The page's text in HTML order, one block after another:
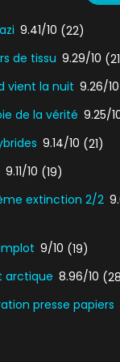
9.41/10 (22)
de tissu 9.29/10
vient la nuit 9.26/10
de la vérité 9.25/
9.14/10 (21)
9.11/10 (19)
extinction 2/2
9/10 (19)
arctique 8.96/10
presse papiers